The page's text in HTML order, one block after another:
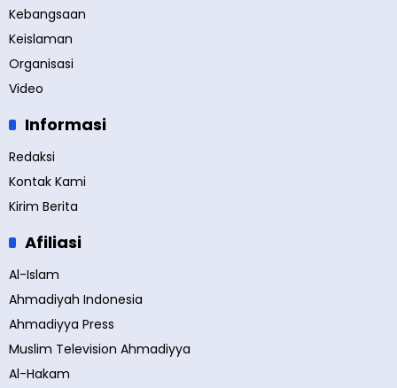
Kebangsaan
Keislaman
Organisasi
Video
Informasi
Redaksi
Kontak Kami
Kirim Berita
Afiliasi
Al-Islam
Ahmadiyah Indonesia
Ahmadiyya Press
Muslim Television Ahmadiyya
Al-Hakam